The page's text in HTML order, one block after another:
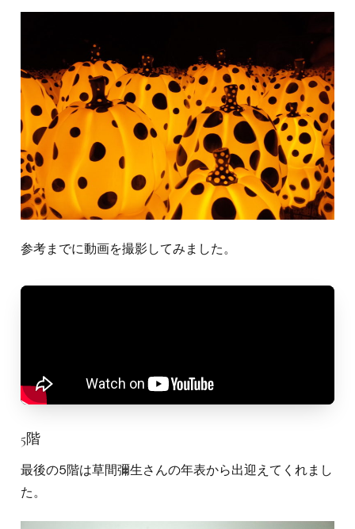
参考までに動画を撮影してみました。
5階
最後の5階は草間彌生さんの年表から出迎えてくれまし
た。